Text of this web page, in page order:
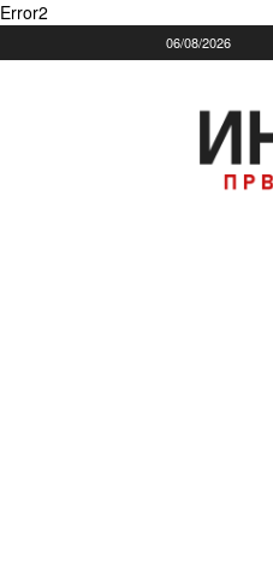
Error2
06/08/2026